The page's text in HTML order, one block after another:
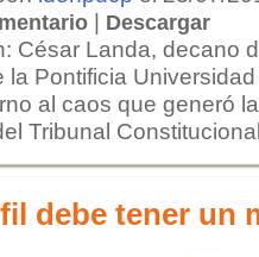
| Descargar
César Landa, decano
la Pontificia
al caos que generó
Tribunal
debe tener un